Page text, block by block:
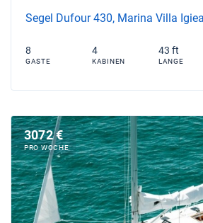
Segel Dufour 430, Marina Villa
8
GASTE
4
KABINEN
43 ft
LANGE
3072 €
PRO WOCHE